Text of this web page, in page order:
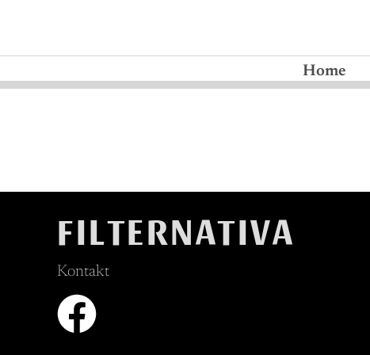
Home
FILTERNATIVA
Kontakt